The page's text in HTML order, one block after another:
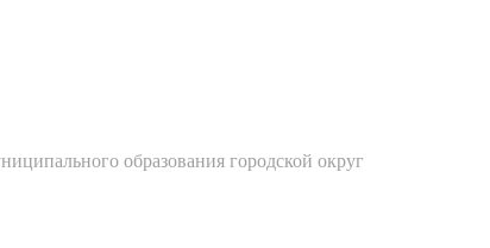
образования городской округ